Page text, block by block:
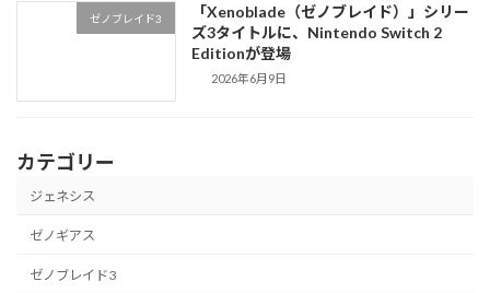
ゼノブレイド3
「Xenoblade（ゼノブレイド）」シリー
ズ3タイトルに、Nintendo Switch 2
Editionが登場
2026年6月9日
カテゴリー
ジェネシス
ゼノギアス
ゼノブレイド3